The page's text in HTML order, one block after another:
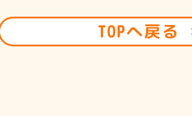
TOPへ戻る